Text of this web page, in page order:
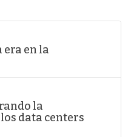
era en la
la
data centers